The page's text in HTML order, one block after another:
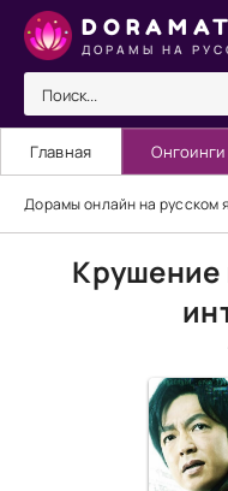
ДОРАМЫ НА
Главная Онгоинги
Дорамы онлайн на русском
Крушение